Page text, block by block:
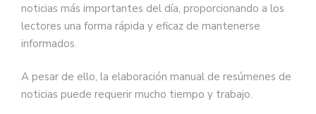
noticias más importantes del día, proporcionando a los
lectores una forma rápida y eficaz de mantenerse
informados.
A pesar de ello, la elaboración manual de resúmenes de
noticias puede requerir mucho tiempo y trabajo.